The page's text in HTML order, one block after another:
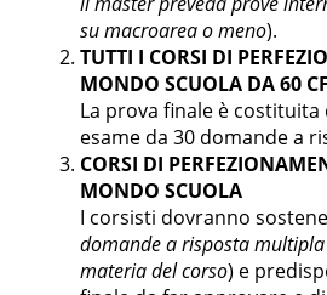
IIND-
07/A
TERMOTECNICA
IIND-
05/A
IMPIANTI
ESAMI A SCELTA
ulteriori
attività
formative
abilità
telematiche
su macroarea o meno).
TUTTI I CORSI DI
MONDO SCUOLA DA 60
La prova finale è costituita
esame da 30 domande a
CORSI DI
MONDO SCUOLA
I corsisti dovranno
domande a risposta
materia del corso) e